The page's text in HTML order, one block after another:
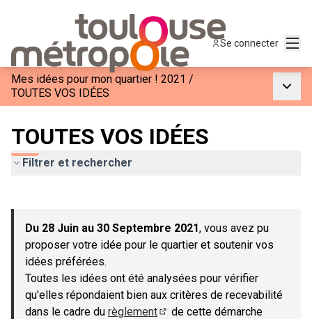
Se connecter
Mes idées pour mon quartier ! 2021 /
TOUTES VOS IDÉES
TOUTES VOS IDÉES
Filtrer et rechercher
−
Du 28 Juin au 30 Septembre 2021, vous avez pu
proposer votre idée pour le quartier et soutenir vos
idées préférées.
Toutes les idées ont été analysées pour vérifier
qu'elles répondaient bien aux critères de recevabilité
dans le cadre du règlement
de cette démarche